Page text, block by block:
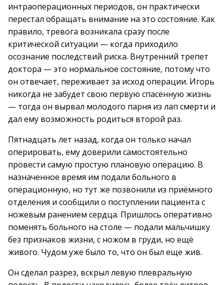
интраоперационных периодов, он практически
перестал обращать внимание на это состояние. Как
правило, тревога возникала сразу после
критической ситуации — когда приходило
осознание последствий риска. Внутренний трепет
доктора — это нормальное состояние, потому что
он отвечает, переживает за исход операции. Игорь
никогда не забудет свою первую спасённую жизнь
— тогда он вырвал молодого парня из лап смерти и
дал ему возможность родиться второй раз.
Пятнадцать лет назад, когда он только начал
оперировать, ему доверили самостоятельно
провести самую простую плановую операцию. В
назначенное время им подали больного в
операционную, но тут же позвонили из приёмного
отделения и сообщили о поступлении пациента с
ножевым ранением сердца. Пришлось оперативно
поменять больного на столе — подали мальчишку
без признаков жизни, с ножом в груди, но ещё
живого. Чудом уже было то, что он был еще жив.
Он сделал разрез, вскрыл левую плевральную